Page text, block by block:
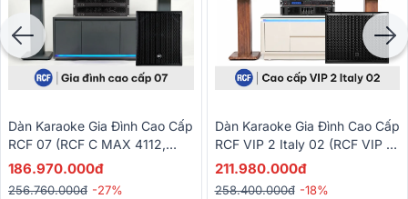
Dàn Karaoke Gia Đình Cao Cấp
RCF 07 (RCF C MAX 4112,
RCF IPS 5.0K, RCF IPS 2.5K,
186.970.000đ
256.760.000đ -27%
Dàn Karaoke Gia Đình Cao Cấp
RCF VIP 2 Italy 02 (RCF VIP 2,
RCF QPS 6.0K, JBL VX9, RCF
211.980.000đ
258.400.000đ -18%